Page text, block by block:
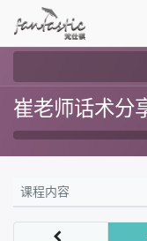
崔老师话术分
课程内容